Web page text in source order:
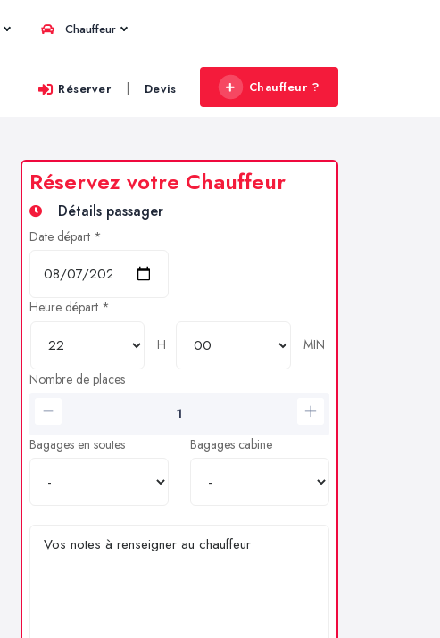
Chauffeur
Réserver | Devis Chauffeur ?
Réservez votre Chauffeur
Détails passager
Date départ *
Heure départ *
H
MIN
Nombre de places
Bagages en soutes Bagages cabine